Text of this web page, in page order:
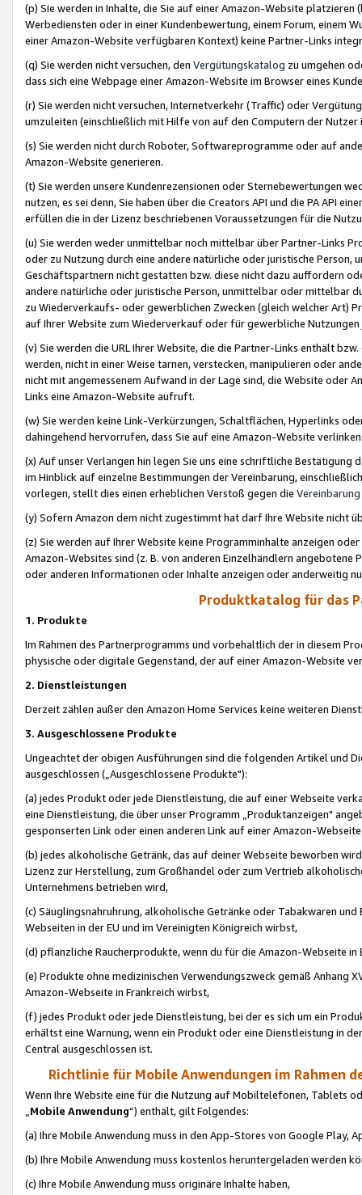
(p) Sie werden in Inhalte, die Sie auf einer Amazon-Website
Werbediensten oder in einer Kundenbewertung, einem Forum, einem
einer Amazon-Website verfügbaren Kontext) keine Partner-Links
(q) Sie werden nicht versuchen, den Vergütungskatalog zu umgehen
dass sich eine Webpage einer Amazon-Website im Browser eines
(r) Sie werden nicht versuchen, Internetverkehr (Traffic) oder
umzuleiten (einschließlich mit Hilfe von auf den Computern der
(s) Sie werden nicht durch Roboter, Softwareprogramme oder auf
Amazon-Website generieren.
(t) Sie werden unsere Kundenrezensionen oder Sternebewertungen
nutzen, es sei denn, Sie haben über die Creators API und die PA API
erfüllen die in der Lizenz beschriebenen Voraussetzungen für die
(u) Sie werden weder unmittelbar noch mittelbar über Partner-Links
oder zu Nutzung durch eine andere natürliche oder juristische
Geschäftspartnern nicht gestatten bzw. diese nicht dazu auffordern
andere natürliche oder juristische Person, unmittelbar oder mittelbar
zu Wiederverkaufs- oder gewerblichen Zwecken (gleich welcher Art)
auf Ihrer Website zum Wiederverkauf oder für gewerbliche
(v) Sie werden die URL Ihrer Website, die die Partner-Links enthält
werden, nicht in einer Weise tarnen, verstecken, manipulieren oder
nicht mit angemessenem Aufwand in der Lage sind, die Website oder
Links eine Amazon-Website aufruft.
(w) Sie werden keine Link-Verkürzungen, Schaltflächen, Hyperlinks
dahingehend hervorrufen, dass Sie auf eine Amazon-Website
(x) Auf unser Verlangen hin legen Sie uns eine schriftliche
im Hinblick auf einzelne Bestimmungen der Vereinbarung,
vorlegen, stellt dies einen erheblichen Verstoß gegen die Vereinbarung
(y) Sofern Amazon dem nicht zugestimmt hat darf Ihre Website nicht
(z) Sie werden auf Ihrer Website keine Programminhalte anzeigen
Amazon-Websites sind (z. B. von anderen Einzelhändlern
oder anderen Informationen oder Inhalte anzeigen oder anderweitig
Produktkatalog für das
1. Produkte
Im Rahmen des Partnerprogramms und vorbehaltlich der in diesem
physische oder digitale Gegenstand, der auf einer Amazon-Website
2. Dienstleistungen
Derzeit zählen außer den Amazon Home Services keine weiteren
3. Ausgeschlossene Produkte
Ungeachtet der obigen Ausführungen sind die folgenden Artikel und
ausgeschlossen („Ausgeschlossene Produkte"):
(a) jedes Produkt oder jede Dienstleistung, die auf einer Webseite
eine Dienstleistung, die über unser Programm „Produktanzeigen"
gesponserten Link oder einen anderen Link auf einer Amazon-
(b) jedes alkoholische Getränk, das auf deiner Webseite beworben
Lizenz zur Herstellung, zum Großhandel oder zum Vertrieb
Unternehmens betrieben wird,
(c) Säuglingsnahruhrung, alkoholische Getränke oder Tabakwaren
Webseiten in der EU und im Vereinigten Königreich wirbst,
(d) pflanzliche Raucherprodukte, wenn du für die Amazon-Webseite in
(e) Produkte ohne medizinischen Verwendungszweck gemäß Anhang
Amazon-Webseite in Frankreich wirbst,
(f) jedes Produkt oder jede Dienstleistung, bei der es sich um ein
erhältst eine Warnung, wenn ein Produkt oder eine Dienstleistung in
Central ausgeschlossen ist.
Richtlinie für Mobile Anwendungen im Rahmen
Wenn Ihre Website eine für die Nutzung auf Mobiltelefonen, Tablets
„Mobile Anwendung“) enthält, gilt Folgendes:
(a) Ihre Mobile Anwendung muss in den App-Stores von Google Play,
(b) Ihre Mobile Anwendung muss kostenlos heruntergeladen werden
(c) Ihre Mobile Anwendung muss originäre Inhalte haben,